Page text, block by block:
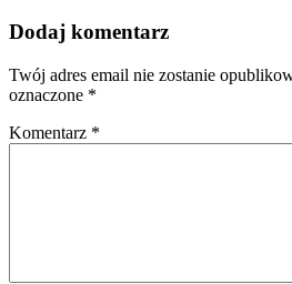
Dodaj komentarz
Twój adres email nie zostanie
oznaczone *
Komentarz *